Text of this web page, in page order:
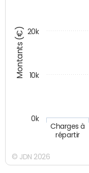
Montants (€)
Charges à
répartir
0k
10k
20k
© JDN 2026